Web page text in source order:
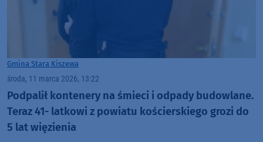
Gmina Stara Kiszewa
środa, 11 marca 2026, 13:22
Podpalił kontenery na śmieci i odpady budowlane.
Teraz 41- latkowi z powiatu kościerskiego grozi do
5 lat więzienia